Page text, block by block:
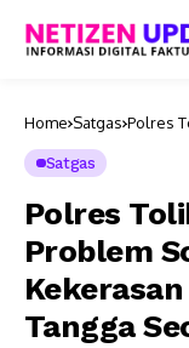
Home Satgas Polres
Satgas
Polres
Problem
Tangga